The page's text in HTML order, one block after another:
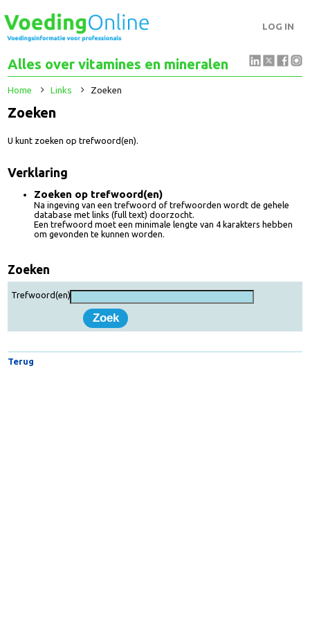
LOG IN
Alles over vitamines en mineralen
Home Links Zoeken
Zoeken
U kunt zoeken op trefwoord(en).
Verklaring
Zoeken op trefwoord(en)
Na ingeving van een trefwoord of trefwoorden wordt de gehele
database met links (full text) doorzocht.
Een trefwoord moet een minimale lengte van 4 karakters hebben
Zoeken